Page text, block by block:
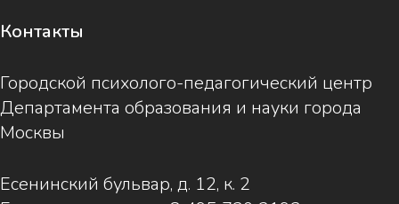
Контакты
Городской психолого-педагогический центр
Департамента образования и науки города
Москвы
Есенинский бульвар, д. 12, к. 2